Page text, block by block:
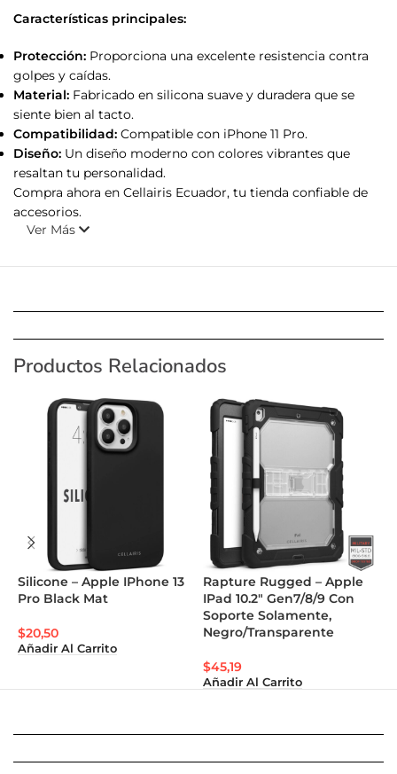
Características principales:
Protección: Proporciona una excelente resistencia contra
golpes y caídas.
Material: Fabricado en silicona suave y duradera que se
siente bien al tacto.
Compatibilidad: Compatible con iPhone 11 Pro.
Diseño: Un diseño moderno con colores vibrantes que
resaltan tu personalidad.
Compra ahora en Cellairis Ecuador, tu tienda confiable de
accesorios.
Ver Más
Productos Relacionados
Silicone – Apple IPhone 13
Pro Black Mat
$20,50
Añadir Al Carrito
Rapture Rugged – Apple
IPad 10.2″ Gen7/8/9 Con
Soporte Solamente,
Negro/Transparente
$45,19
Añadir Al Carrito